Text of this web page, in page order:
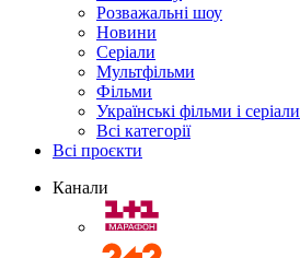
Розважальні шоу
Новини
Серіали
Мультфільми
Фільми
Українські фільми і серіали
Всі категорії
Всі проєкти
Канали